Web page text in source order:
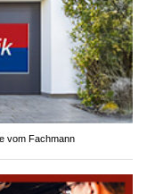
vom Fachmann